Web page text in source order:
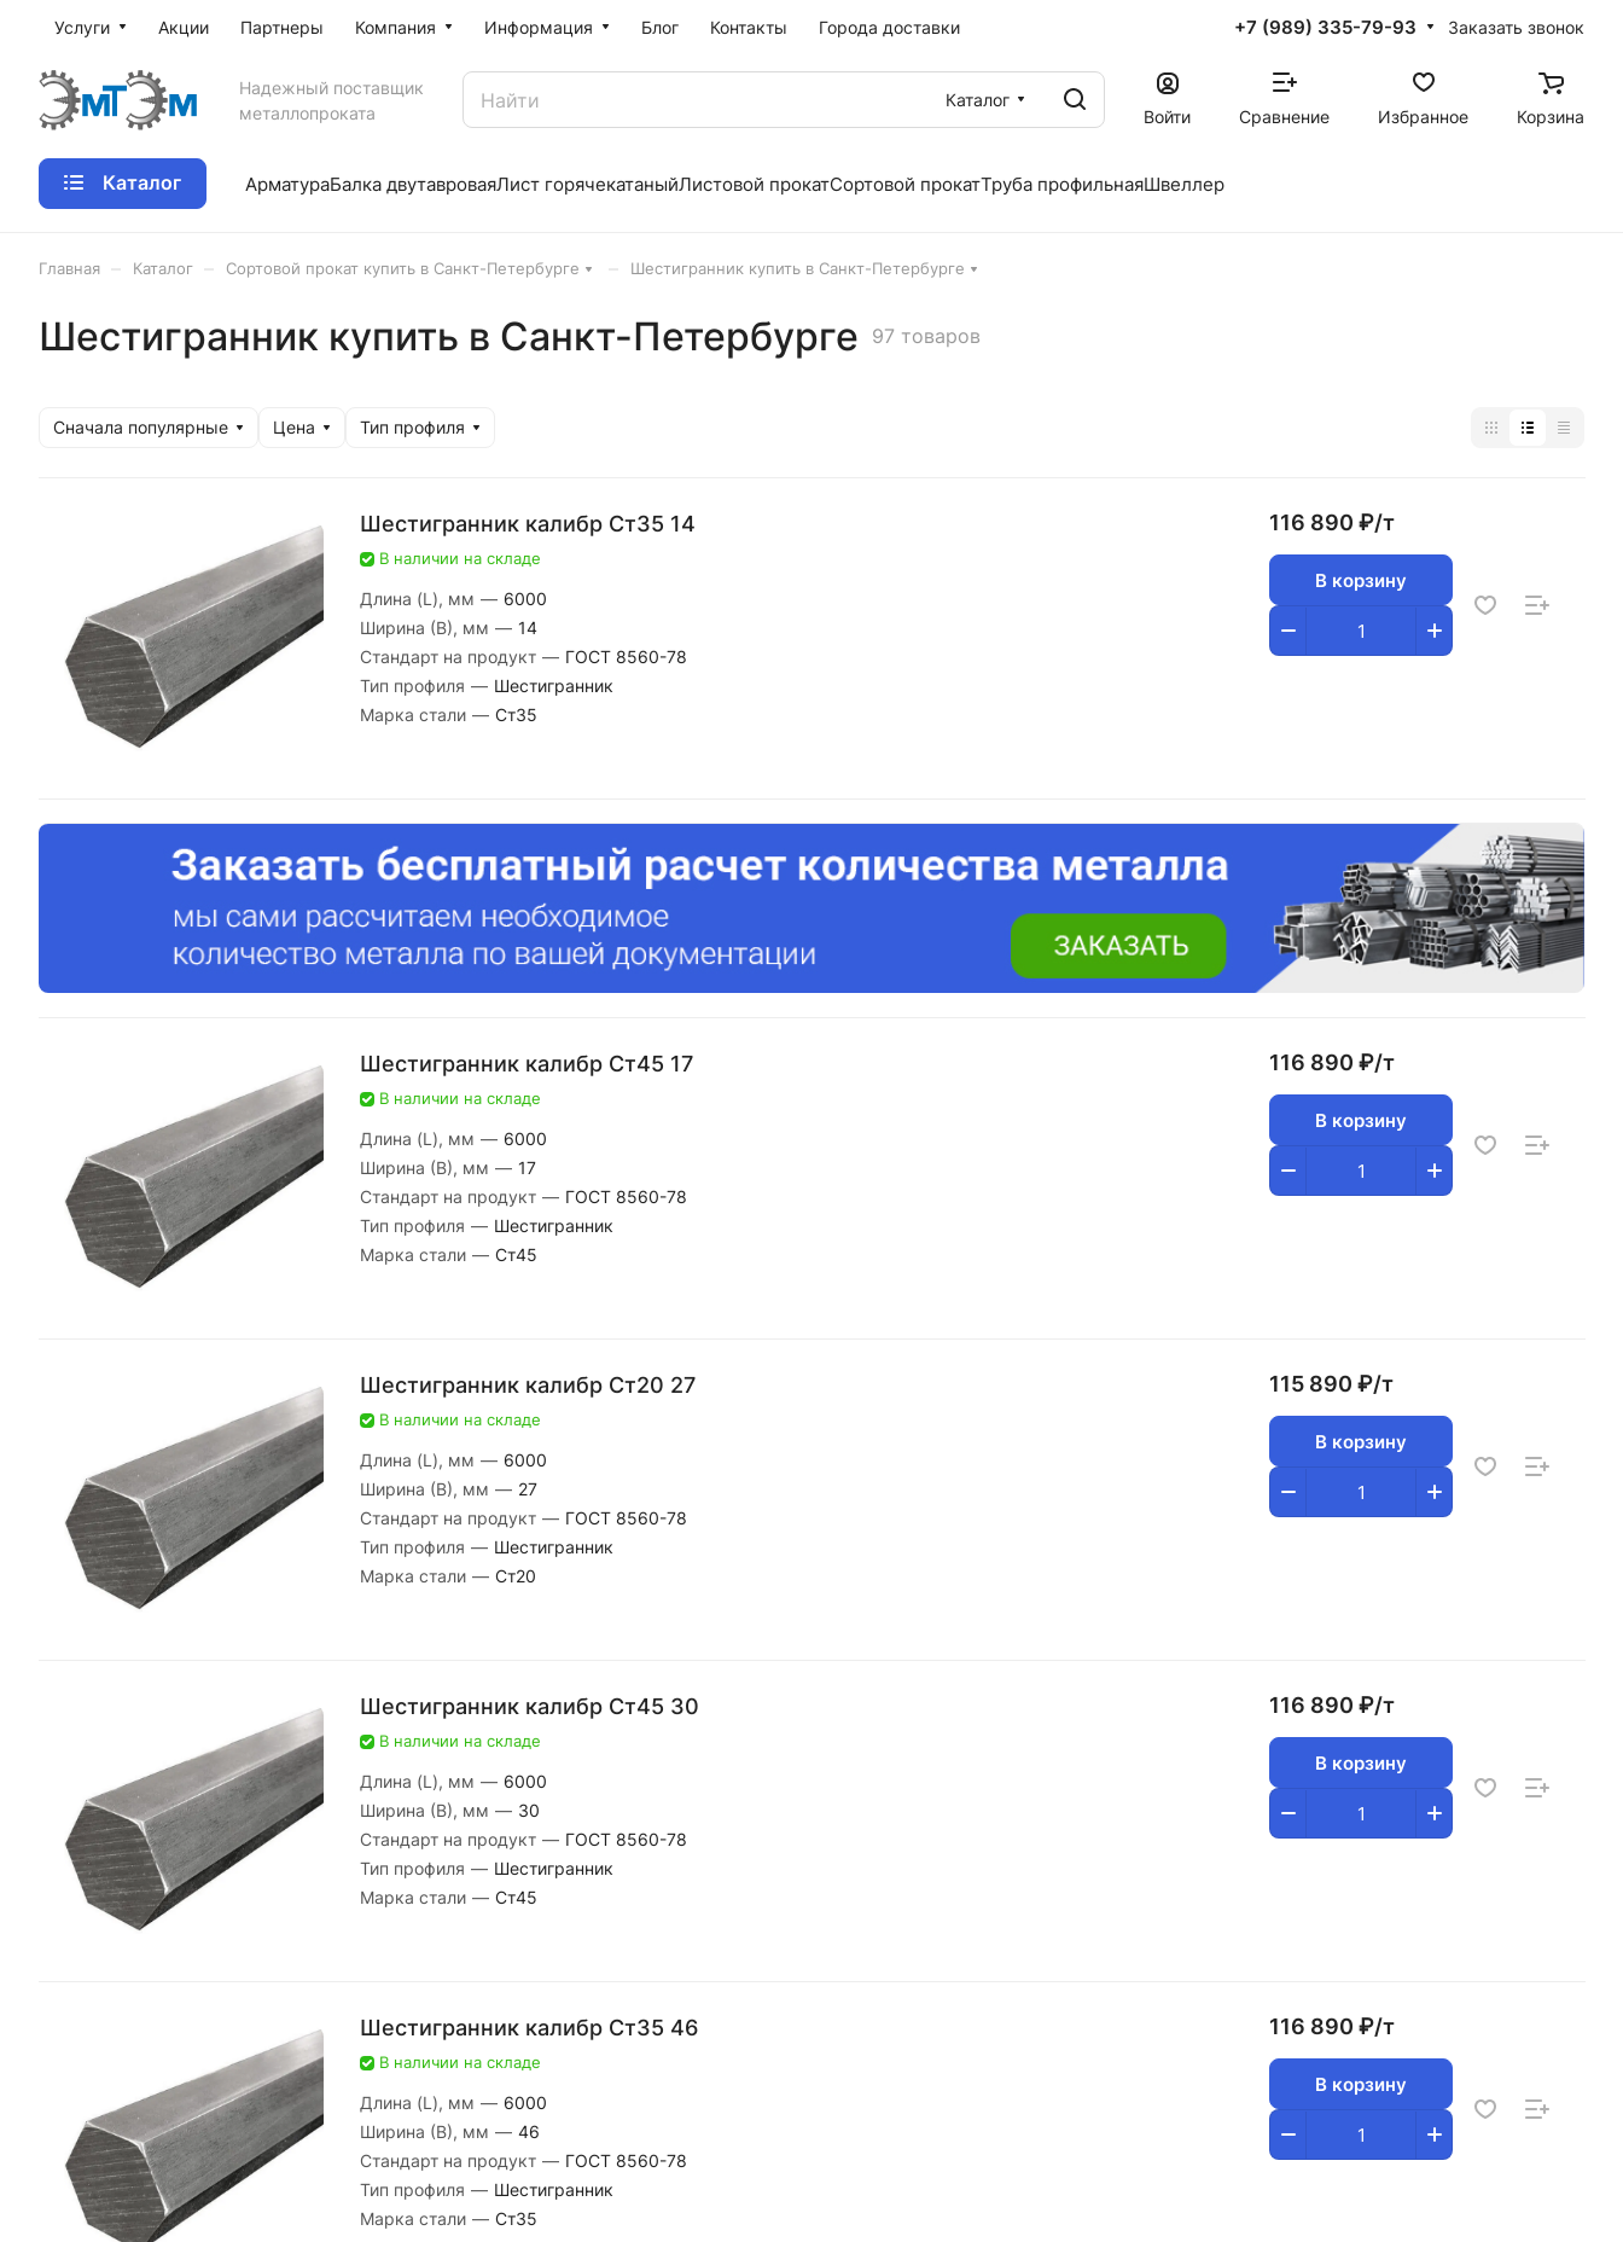
Услуги Акции Партнеры Компания Информация Блог Контакты Города доставки +7 (989) 335-79-93 Заказать звонок
Надежный поставщик
металлопроката
Каталог
Войти
Сравнение Избранное Корзина
Каталог АрматураБалка двутавроваяЛист горячекатаныйЛистовой прокатСортовой прокатТруба профильнаяШвеллер
Главная Каталог Сортовой прокат купить в Санкт-Петербурге Шестигранник купить в Санкт-Петербурге
Шестигранник купить в Санкт-Петербурге 97 товаров
Сначала популярные Цена Тип профиля
Шестигранник калибр Ст35 14
В наличии на складе
Длина (L), мм — 6000
Ширина (В), мм — 14
Стандарт на продукт — ГОСТ 8560-78
Тип профиля — Шестигранник
Марка стали — Ст35
116 890 ₽/т
В корзину
Шестигранник калибр Ст45 17
В наличии на складе
Длина (L), мм — 6000
Ширина (В), мм — 17
Стандарт на продукт — ГОСТ 8560-78
Тип профиля — Шестигранник
Марка стали — Ст45
116 890 ₽/т
В корзину
Шестигранник калибр Ст20 27
В наличии на складе
Длина (L), мм — 6000
Ширина (В), мм — 27
Стандарт на продукт — ГОСТ 8560-78
Тип профиля — Шестигранник
Марка стали — Ст20
115 890 ₽/т
В корзину
Шестигранник калибр Ст45 30
В наличии на складе
Длина (L), мм — 6000
Ширина (В), мм — 30
Стандарт на продукт — ГОСТ 8560-78
Тип профиля — Шестигранник
Марка стали — Ст45
116 890 ₽/т
В корзину
Шестигранник калибр Ст35 46
В наличии на складе
Длина (L), мм — 6000
Ширина (В), мм — 46
Стандарт на продукт — ГОСТ 8560-78
Тип профиля — Шестигранник
Марка стали — Ст35
116 890 ₽/т
В корзину